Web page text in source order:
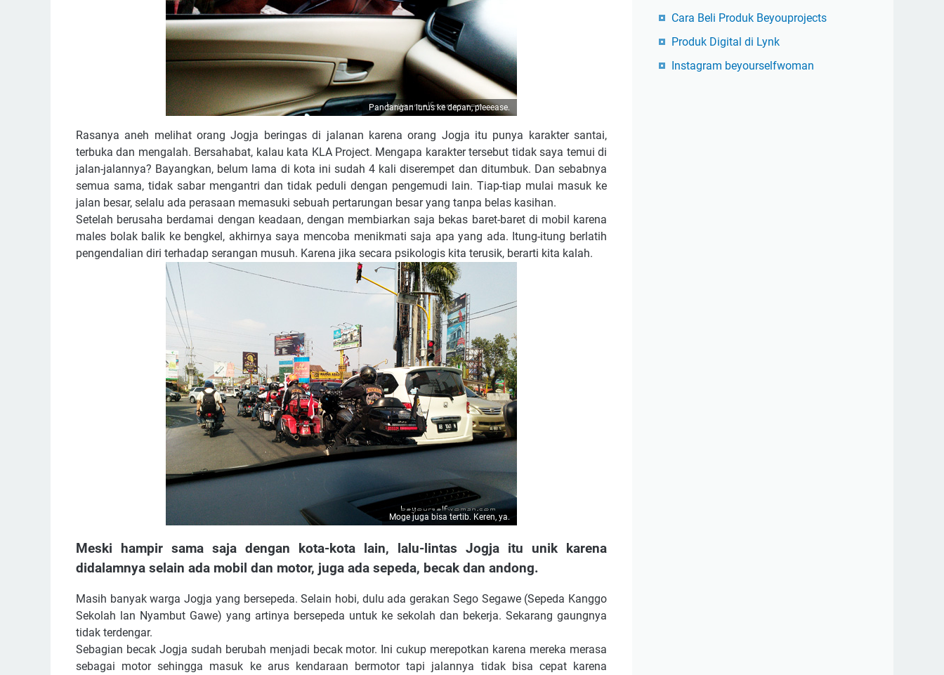
Pandangan lurus ke depan, pleeease.
Rasanya aneh melihat orang Jogja beringas di jalanan karena orang Jogja itu punya karakter santai,
terbuka dan mengalah. Bersahabat, kalau kata KLA Project. Mengapa karakter tersebut tidak saya temui di
jalan-jalannya? Bayangkan, belum lama di kota ini sudah 4 kali diserempet dan ditumbuk. Dan sebabnya
semua sama, tidak sabar mengantri dan tidak peduli dengan pengemudi lain. Tiap-tiap mulai masuk ke
jalan besar, selalu ada perasaan memasuki sebuah pertarungan besar yang tanpa belas kasihan.
Setelah berusaha berdamai dengan keadaan, dengan membiarkan saja bekas baret-baret di mobil karena
males bolak balik ke bengkel, akhirnya saya mencoba menikmati saja apa yang ada. Itung-itung berlatih
pengendalian diri terhadap serangan musuh. Karena jika secara psikologis kita terusik, berarti kita kalah.
Moge juga bisa tertib. Keren, ya.
Meski hampir sama saja dengan kota-kota lain, lalu-lintas Jogja itu unik karena
didalamnya selain ada mobil dan motor, juga ada sepeda, becak dan andong.
Masih banyak warga Jogja yang bersepeda. Selain hobi, dulu ada gerakan Sego Segawe (Sepeda Kanggo
Sekolah lan Nyambut Gawe) yang artinya bersepeda untuk ke sekolah dan bekerja. Sekarang gaungnya
tidak terdengar.
Sebagian becak Jogja sudah berubah menjadi becak motor. Ini cukup merepotkan karena mereka merasa
sebagai motor sehingga masuk ke arus kendaraan bermotor tapi jalannya tidak bisa cepat karena
Cara Beli Produk Beyouprojects
Produk Digital di Lynk
Instagram beyourselfwoman